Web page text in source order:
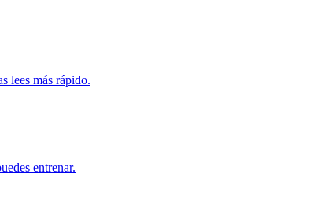
lees más rápido.
entrenar.